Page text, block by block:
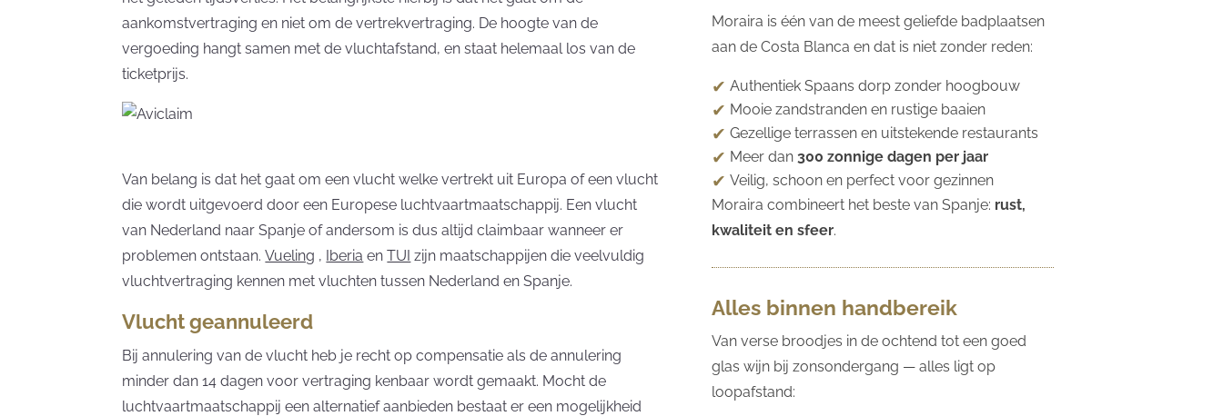
aankomstvertraging en niet om de vertrekvertraging. De hoogte van de
vergoeding hangt samen met de vluchtafstand, en staat helemaal los van de
ticketprijs.
Van belang is dat het gaat om een vlucht welke vertrekt uit Europa of een vlucht
die wordt uitgevoerd door een Europese luchtvaartmaatschappij. Een vlucht
van Nederland naar Spanje of andersom is dus altijd claimbaar wanneer er
problemen ontstaan.Vueling , Iberia enTUI zijn maatschappijen die veelvuldig
vluchtvertraging kennen met vluchten tussen Nederland en Spanje.
Vlucht geannuleerd
Bij annulering van de vlucht heb je recht op compensatie als de annulering
minder dan 14 dagen voor vertraging kenbaar wordt gemaakt. Mocht de
luchtvaartmaatschappij een alternatief aanbieden bestaat er een mogelijkheid
Moraira is één van de meest geliefde badplaatsen
aan de Costa Blanca en dat is niet zonder reden:
Authentiek Spaans dorp zonder hoogbouw
Mooie zandstranden en rustige baaien
Gezellige terrassen en uitstekende restaurants
Meer dan300 zonnige dagen per jaar
Veilig, schoon en perfect voor gezinnen
Moraira combineert het beste van Spanje: rust,
kwaliteit en sfeer.
Alles binnen handbereik
Van verse broodjes in de ochtend tot een goed
glas wijn bij zonsondergang — alles ligt op
loopafstand: